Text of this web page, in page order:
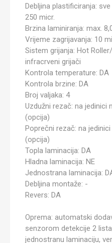
Debljina plastificiranja:
250 micr.
Brzina laminiranja: max.
Vrijeme zagrijavanja: 10
Sistem grijanja: Hot
infracrveni grijači
Kontrola temperature: DA
Kontrola brzine: DA
Broj valjaka: 4
Uzdužni rezač: na jedinici
(opcija)
Poprečni rezač: na
(opcija)
Topla laminacija: DA
Hladna laminacija: NE
Jednostrana laminacija:
Debljina montaže: -
Revers: DA
Oprema: automatski
senzorom detekcije 2
jednostranu laminaciju,